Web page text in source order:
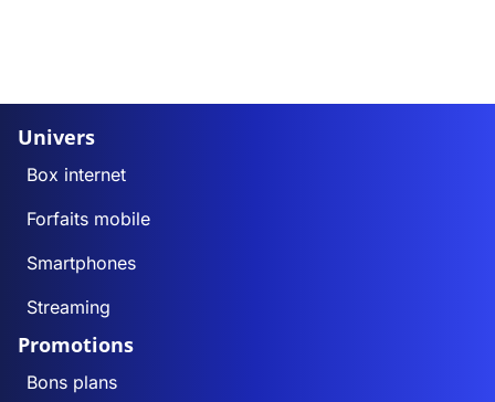
Univers
Box internet
Forfaits mobile
Smartphones
Streaming
Promotions
Bons plans